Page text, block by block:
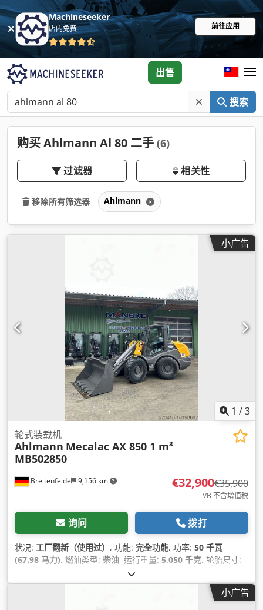
Machineseeker
店内免费 前往应用
搜索
出售
购买 Ahlmann Al 80 二手 (6)
过滤器 相关性
移除所有筛选器 Ahlmann
小广告
1 /3
Breitenfelde 9,156 km
轮式装载机
Ahlmann Mecalac AX 850 1 m³
MB502850
€32,900€35,900
VB 不含增值税
询问 拨打
状况: 工厂翻新（使用过） , 功能: 完全功能, 功率: 50 千瓦
(67.98 马力), 燃油类型: 柴油, 运行重量: 5,050 千克, 轮胎尺寸:
1 立方米
800 h, 设备:UVV安全检查, 后部拾捡器, 托盘叉, 标准铲斗, 液压,
小广告